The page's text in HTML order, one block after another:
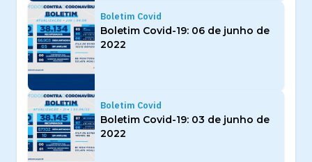
Boletim Covid
Boletim Covid-19: 06 de junho de
2022
Boletim Covid
Boletim Covid-19: 03 de junho de
2022